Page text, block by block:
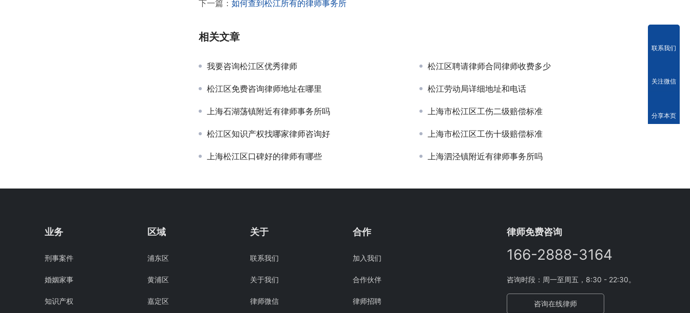
下一篇： 如何查到松江所有的律师事务所
相关文章
我要咨询松江区优秀律师 松江区聘请律师合同律师收费多少
松江区免费咨询律师地址在哪里 松江劳动局详细地址和电话
上海石湖荡镇附近有律师事务所吗 上海市松江区工伤二级赔偿标准
松江区知识产权找哪家律师咨询好 上海市松江区工伤十级赔偿标准
上海松江区口碑好的律师有哪些 上海泗泾镇附近有律师事务所吗
业务
刑事案件
婚姻家事
知识产权
区域
浦东区
黄浦区
嘉定区
关于
联系我们
关于我们
律师微信
合作
加入我们
合作伙伴
律师招聘
律师免费咨询
166-2888-3164
咨询时段：周一至周五，8:30 - 22:30。
咨询在线律师
联系我们
关注微信
分享本页